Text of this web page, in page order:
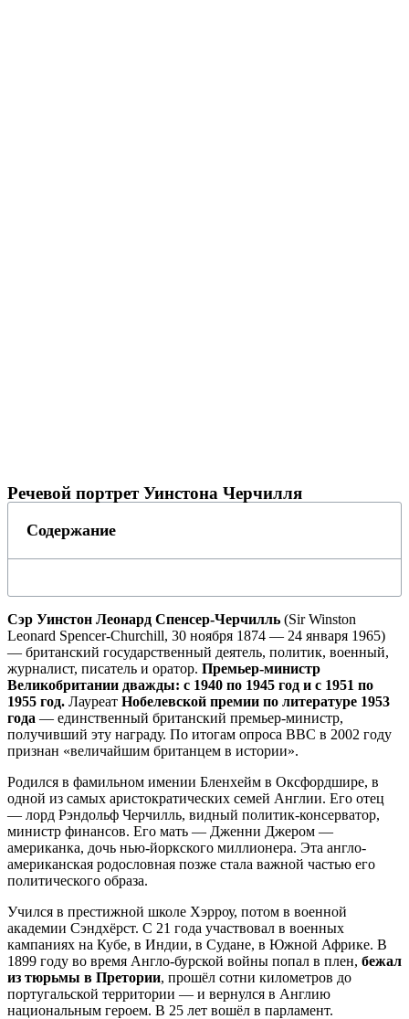
Речевой портрет Уинстона Черчилля
Содержание
Сэр Уинстон Леонард Спенсер-Черчилль (Sir Winston
Leonard Spencer-Churchill, 30 ноября 1874 — 24 января 1965)
— британский государственный деятель, политик, военный,
журналист, писатель и оратор. Премьер-министр
Великобритании дважды: с 1940 по 1945 год и с 1951 по
1955 год. Лауреат Нобелевской премии по литературе 1953
года — единственный британский премьер-министр,
получивший эту награду. По итогам опроса BBC в 2002 году
признан «величайшим британцем в истории».
Родился в фамильном имении Бленхейм в Оксфордшире, в
одной из самых аристократических семей Англии. Его отец
— лорд Рэндольф Черчилль, видный политик-консерватор,
министр финансов. Его мать — Дженни Джером —
американка, дочь нью-йоркского миллионера. Эта англо-
американская родословная позже стала важной частью его
политического образа.
Учился в престижной школе Хэрроу, потом в военной
академии Сэндхёрст. С 21 года участвовал в военных
кампаниях на Кубе, в Индии, в Судане, в Южной Африке. В
1899 году во время Англо-бурской войны попал в плен, бежал
из тюрьмы в Претории, прошёл сотни километров до
португальской территории — и вернулся в Англию
национальным героем. В 25 лет вошёл в парламент.